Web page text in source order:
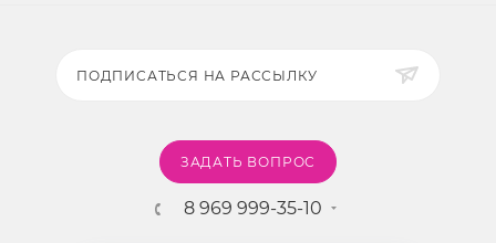
ПОДПИСАТЬСЯ НА РАССЫЛКУ
ЗАДАТЬ ВОПРОС
8 969 999-35-10